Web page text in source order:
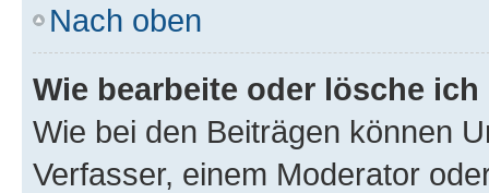
Nach oben
Wie bearbeite oder lösche
Wie bei den Beiträgen können
Verfasser, einem Moderator